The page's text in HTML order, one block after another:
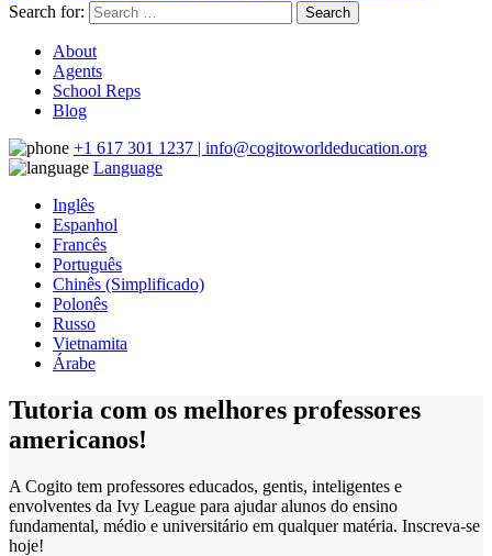
Search for:
About
Agents
School Reps
Blog
+1 617 301 1237 | info@cogitoworldeducation.org
Language
Inglês
Espanhol
Francês
Português
Chinês (Simplificado)
Polonês
Russo
Vietnamita
Árabe
Tutoria com os melhores professores
americanos!
A Cogito tem professores educados, gentis, inteligentes e
envolventes da Ivy League para ajudar alunos do ensino
fundamental, médio e universitário em qualquer matéria. Inscreva-se
hoje!